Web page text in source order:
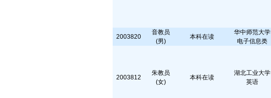
2003820
音教员
(男)
本科在读
华中师范大学
电子信息类
2003812
朱教员
(女)
本科在读
湖北工业大学
英语